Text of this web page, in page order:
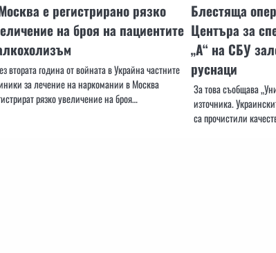
е регистрирано рязко
на броя на пациентите
втората година от войната в Украйна частните
за лечение на наркомании в Москва
рязко увеличение на броя…
Блестяща
Центъра за
„А“ на СБУ
руснаци
За това съобщава
източника.
са прочистили